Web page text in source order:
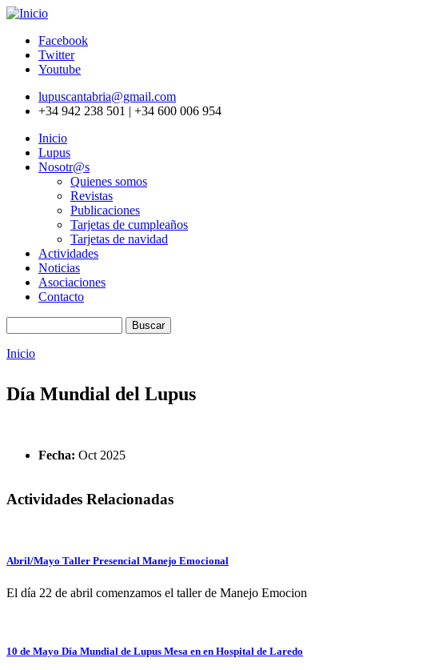
Pasar al contenido principal
Facebook
Twitter
Youtube
lupuscantabria@gmail.com
+34 942 238 501 | +34 600 006 954
Inicio
Lupus
Nosotr@s
Quienes somos
Revistas
Publicaciones
Tarjetas de cumpleaños
Tarjetas de navidad
Actividades
Noticias
Asociaciones
Contacto
Inicio
Día Mundial del Lupus
Fecha: Oct 2025
Actividades Relacionadas
Abril/Mayo Taller Presencial Manejo Emocional
El día 22 de abril comenzamos el taller de Manejo Emocion
10 de Mayo Día Mundial de Lupus Mesa en en Hospital de Laredo